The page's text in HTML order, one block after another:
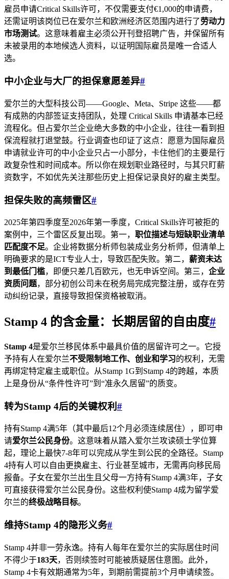
雇员申请Critical Skills许可，不仅需要支付€1,000的申请费，
还需证明该岗位已在爱尔兰和欧洲经济区范围内进行了劳动力
市场测试。这意味着雇主必须公开刊登招聘广告，并保留所有
未被录用的本地候选人资料，以证明国际雇员是唯一合适人
选。
中小企业与大厂的担保意愿差异#
爱尔兰的大型科技公司——Google、Meta、Stripe 这些——都
有成熟的内部签证支持团队，处理 Critical Skills 申请基本已经
流程化。但占爱尔兰企业绝大多数的中小企业，往往一看到担
保流程就打退堂鼓。行业调查也印证了这点：愿意为国际雇员
申请就业许可的中小企业只占一小部分，卡住他们的主要是行
政复杂性和时间成本。所以你在规划职业路径时，与其只盯薪
资数字，不如优先关注那些历史上担保记录良好的雇主类型。
担保失败的高频雷区#
2025年第四季度至2026年第一季度，Critical Skills许可被拒的
案例中，三个雷区反复出现。第一， 职位描述与短缺职业清单
匹配度不足。企业将数据分析师包装成业务分析师，但清单上
明确要求的是ICT专业人士，导致匹配失败。第二， 薪资未达
到最低门槛，即便只差几百欧元，也无申诉空间。第三， 企业
资质问题，部分初创公司未在税务局完成完整注册，或存在劳
动纠纷记录，直接导致担保资格被取消。
Stamp 4 的含金量：长期居留的自由度#
Stamp 4是爱尔兰移民体系中最具价值的居留许可之一。它授
予持有人在爱尔兰不受限制地工作、创业和学习的权利，无需
再绑定特定雇主或职位。从Stamp 1G到Stamp 4的跨越，本质
上是身份从“条件性许可”到“准永久居留”的质变。
转为Stamp 4后的关键权利 #
持有Stamp 4满5年（其中最后12个月必须连续居住），即可申
请爱尔兰公民身份。这意味着从踏入爱尔兰攻读硕士学位算
起，理论上最快7-8年可以完成从学生到公民的全路径。Stamp
4持有人可以自由更换雇主、行业甚至城市，无需再向移民局
报备。子女在爱尔兰出生且父母一方持有Stamp 4满3年，子女
可直接获得爱尔兰公民身份。这些权利使Stamp 4成为留学爱
尔兰的终极战略目标。
维持Stamp 4的隐形义务#
Stamp 4并非一劳永逸。持有人每年在爱尔兰的实际居住时间
不得少于183天，否则续签时可能被质疑居住意图。此外，
Stamp 4卡有效期通常为5年，到期前需提前3个月申请续签。